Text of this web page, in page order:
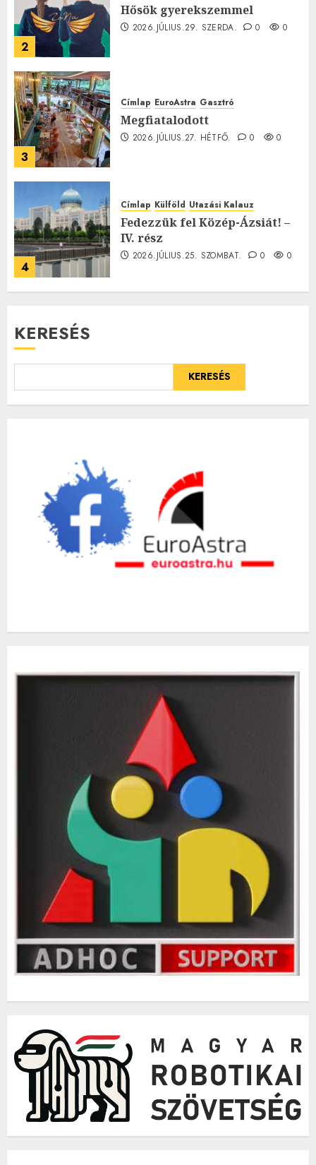
2
Hősök gyerekszemmel
2026.JÚLIUS.29. SZERDA. 0 0
3
Címlap EuroAstra Gasztró
Megfiatalodott
2026.JÚLIUS.27. HÉTFŐ. 0 0
4
Címlap Külföld Utazási Kalauz
Fedezzük fel Közép-Ázsiát! –
IV. rész
2026.JÚLIUS.25. SZOMBAT. 0 0
KERESÉS
KERESÉS